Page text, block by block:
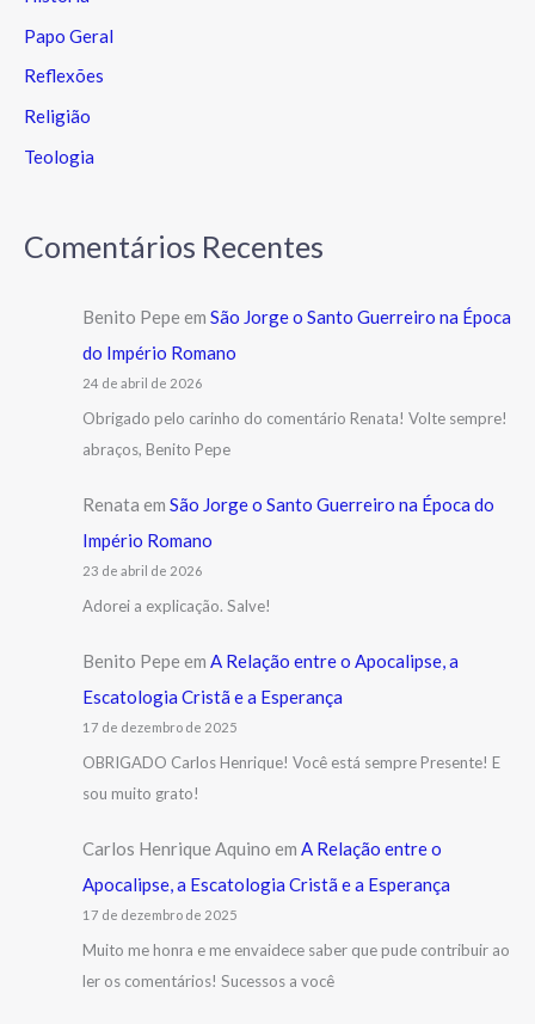
Papo Geral
Reflexões
Religião
Teologia
Comentários Recentes
Benito Pepe em São Jorge o Santo Guerreiro na Época
do Império Romano
24 de abril de 2026
Obrigado pelo carinho do comentário Renata! Volte sempre!
abraços, Benito Pepe
Renata em São Jorge o Santo Guerreiro na Época do
Império Romano
23 de abril de 2026
Adorei a explicação. Salve!
Benito Pepe em A Relação entre o Apocalipse, a
Escatologia Cristã e a Esperança
17 de dezembro de 2025
OBRIGADO Carlos Henrique! Você está sempre Presente! E
sou muito grato!
Carlos Henrique Aquino em A Relação entre o
Apocalipse, a Escatologia Cristã e a Esperança
17 de dezembro de 2025
Muito me honra e me envaidece saber que pude contribuir ao
ler os comentários! Sucessos a você